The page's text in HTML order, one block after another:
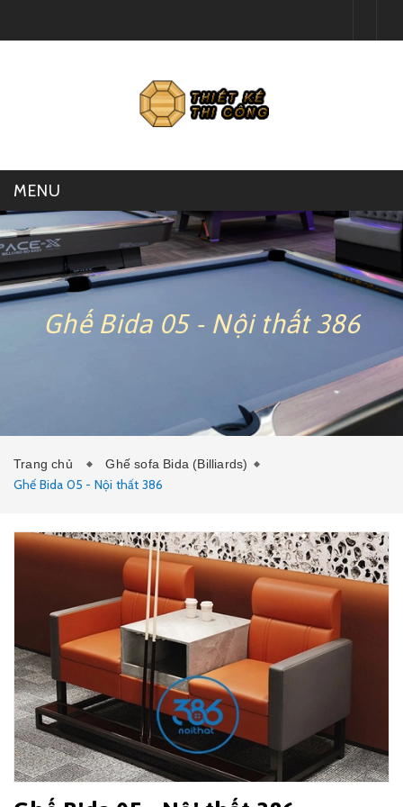
MENU
GIÁ KỆ SIÊU THỊ SẢN XUẤT BÀN GHẾ
TIN TỨC
Ghế Bida 05 - Nội thất 386
Trang chủ Ghế sofa Bida (Billiards)
Ghế Bida 05 - Nội thất 386